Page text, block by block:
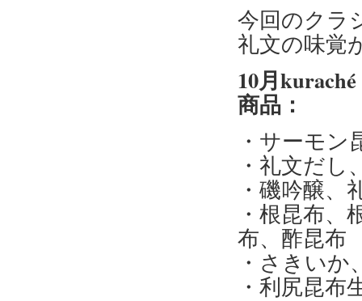
今回のクラ
礼文の味覚
10月
商品：
・サーモン
・礼文だし
・磯吟醸、
・根昆布、
布、酢昆布
・さきい
・利尻昆